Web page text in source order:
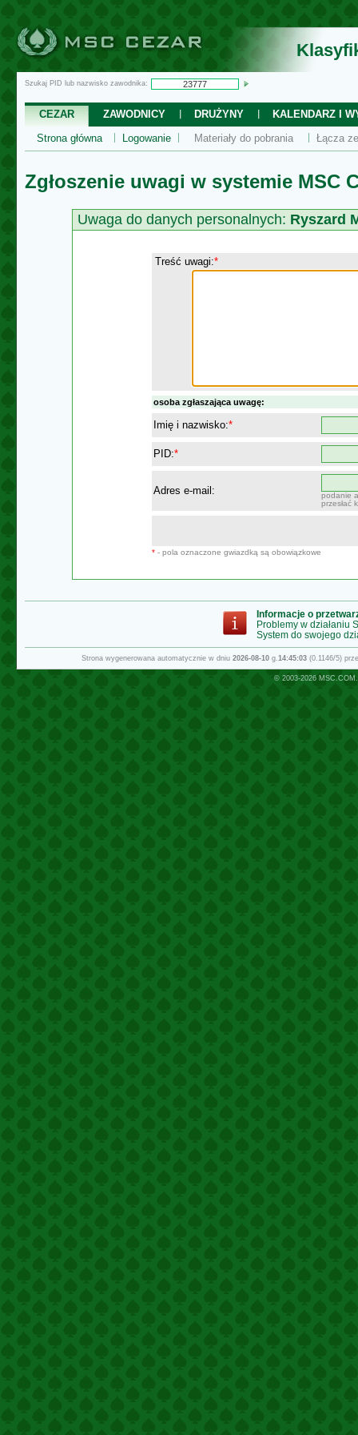
Szukaj PID lub nazwisko zawodnika:
CEZAR ZAWODNICY DRUŻYNY
KALENDARZ I
Strona główna
Logowanie Materiały do pobrania Łącza
Zgłoszenie uwagi w systemie MSC
Uwaga do danych personalnych: Ryszard
Treść uwagi:*
osoba zgłaszająca uwagę:
Imię i nazwisko:*
PID:*
Adres e-mail:
podanie
przesłać
* - pola oznaczone gwiazdką są obowiązkowe
Informacje o
Problemy w działaniu
System do swojego
Strona wygenerowana automatycznie w dniu 2026-08-10 g.14:45:03 (0.1146/5)
© 2003-2026